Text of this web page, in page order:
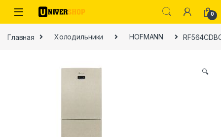
Skip to navigation
Skip to content
0
Главная Холодильники HOFMANN
🔍